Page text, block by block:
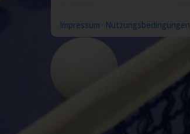
Impressum · Nutzungsbedingungen